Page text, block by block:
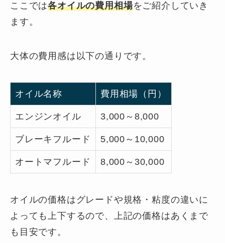
ここでは各オイルの費用相場をご紹介していき
ます。
大体の費用感は以下の通りです。
オイル名称 費用相場（円）
エンジンオイル 3,000～8,000
ブレーキフルード 5,000～10,000
オートマフルード 8,000～30,000
オイルの価格はグレードや規格・粘度の違いに
よっても上下するので、上記の価格はあくまで
も目安です。